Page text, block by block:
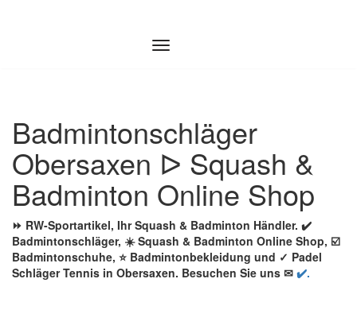
Badmintonschläger
Obersaxen ᐅ Squash &
Badminton Online Shop
⏩ RW-Sportartikel, Ihr Squash & Badminton Händler. ✔️
Badmintonschläger, ☀️ Squash & Badminton Online Shop, ☑️
Badmintonschuhe, ⭐ Badmintonbekleidung und ✓ Padel
Schläger Tennis in Obersaxen. Besuchen Sie uns ✉ ✔️.